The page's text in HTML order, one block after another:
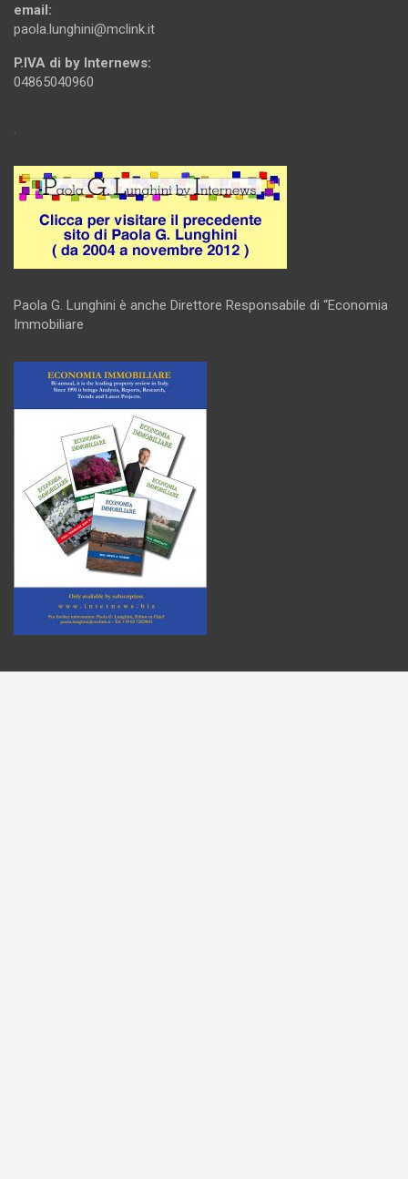
email:
paola.lunghini@mclink.it
P.IVA di by Internews:
04865040960
.
Paola G. Lunghini è anche Direttore Responsabile di “Economia
Immobiliare